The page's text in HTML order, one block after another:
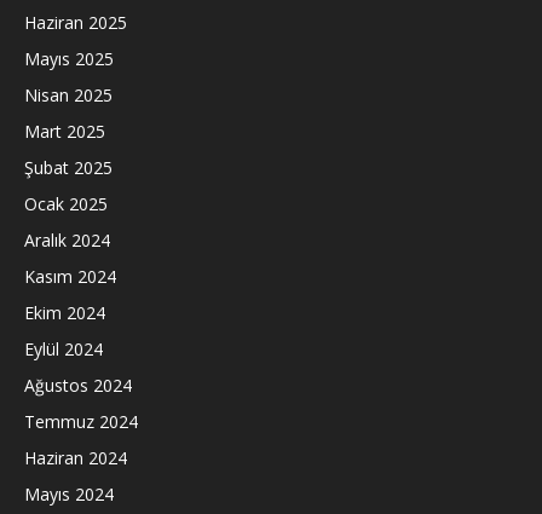
Haziran 2025
Mayıs 2025
Nisan 2025
Mart 2025
Şubat 2025
Ocak 2025
Aralık 2024
Kasım 2024
Ekim 2024
Eylül 2024
Ağustos 2024
Temmuz 2024
Haziran 2024
Mayıs 2024